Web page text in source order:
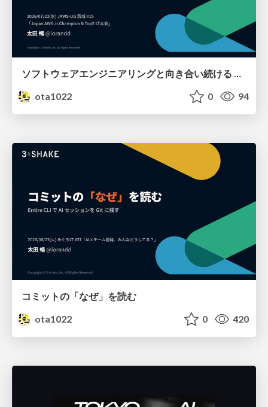
ota1022
0 94
コミットの「なぜ」を読む
ota1022
0 420